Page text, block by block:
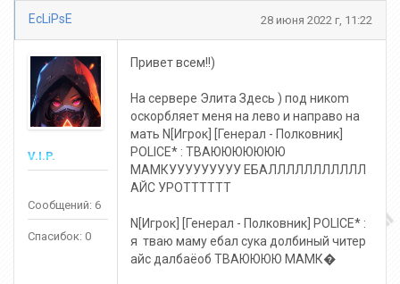
EcLiPsE 28 июня 2022 г, 11:22
V.I.P.
Сообщений: 6
Спасибок: 0
Привет всем!!)
На сервере Элита Здесь ) под никоm
оскорбляет меня на лево и направо на
мать N[Игрок] [Генерал - Полковник]
POLICE* : ТВАЮЮЮЮЮЮЮ
МАМКУУУУУУУУУ ЕБАЛЛЛЛЛЛЛЛЛЛЛ
АЙС УРОТТТТТТ
N[Игрок] [Генерал - Полковник] POLICE* :
я тваю маму ебал сука долбиный читер
айс далбаёоб ТВАЮЮЮЮ МАМК�